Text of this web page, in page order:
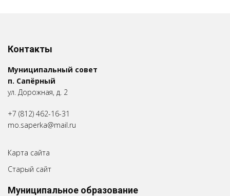
Контакты
Муниципальный совет
п. Сапёрный
ул. Дорожная, д. 2
+7 (812) 462-16-31
mo.saperka@mail.ru
Карта сайта
Старый сайт
Муниципальное образование